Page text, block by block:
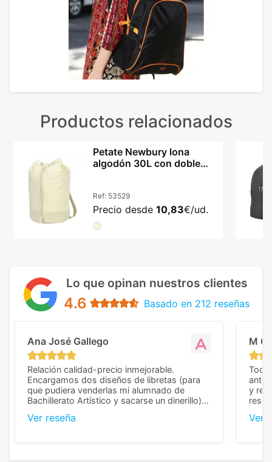
Productos relacionados
Petate Newbury lona
algodón 30L con doble
Ref: 53529
Precio desde 10,83€/ud.
Lo que opinan nuestros clientes
4.6 Basado en 212 reseñas
Ana José Gallego
Relación calidad-precio inmejorable.
Encargamos dos diseños de libretas (para
que pudiera venderlas mi alumnado de
Bachillerato Artístico y sacarse un dinerillo) y
diferencia, con libretas de muy buena calidad
Ver reseña
M C
Todo
y
Ver